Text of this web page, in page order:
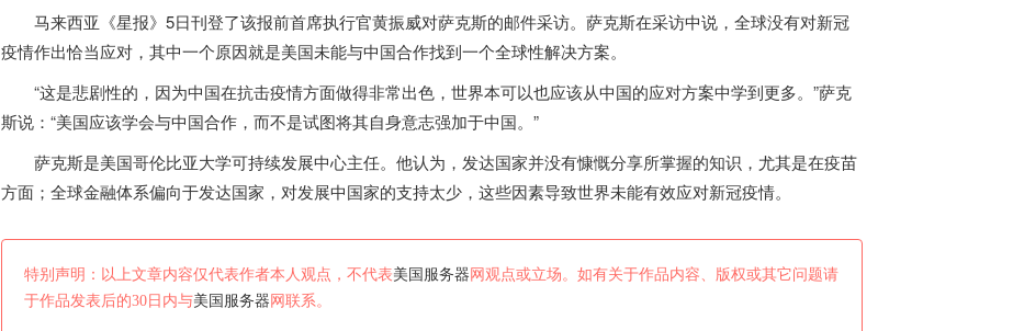
马来西亚《星报》5日刊登了该报前首席执行官黄振威对萨克斯的邮件采访。萨克斯在采访中说，全球没有对新冠
疫情作出恰当应对，其中一个原因就是美国未能与中国合作找到一个全球性解决方案。
“这是悲剧性的，因为中国在抗击疫情方面做得非常出色，世界本可以也应该从中国的应对方案中学到更多。”萨克
斯说：“美国应该学会与中国合作，而不是试图将其自身意志强加于中国。”
萨克斯是美国哥伦比亚大学可持续发展中心主任。他认为，发达国家并没有慷慨分享所掌握的知识，尤其是在疫苗
方面；全球金融体系偏向于发达国家，对发展中国家的支持太少，这些因素导致世界未能有效应对新冠疫情。
特别声明：以上文章内容仅代表作者本人观点，不代表美国服务器 网观点或立场。如有关于作品内容、版权或其它问题请
于作品发表后的30日内与美国服务器 网联系。